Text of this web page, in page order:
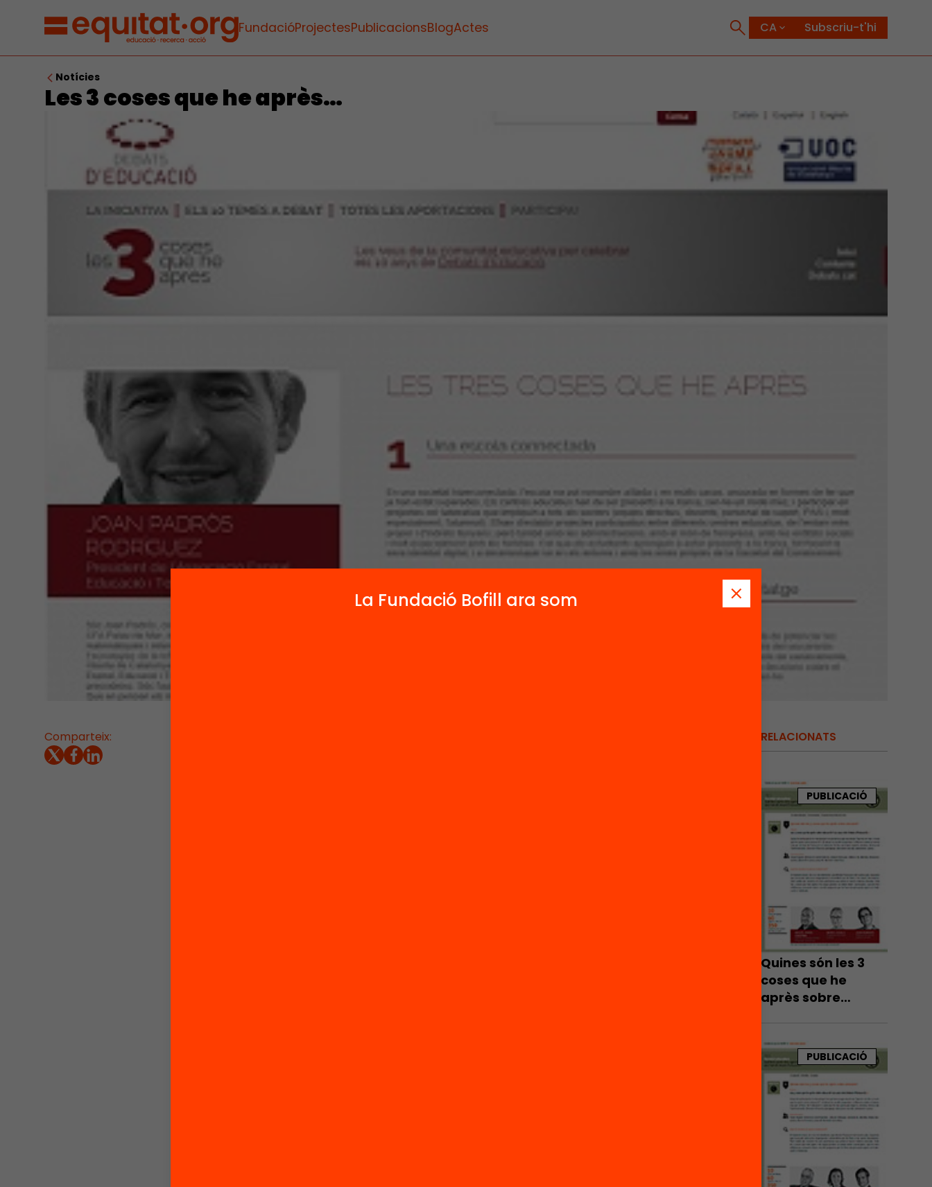
FundacióProjectesPublicacionsBlogActes Subscriu-t'hi
Notícies
Les 3 coses que he après…
Comparteix: RELACIONATS
PUBLICACIÓ
Quines són les 3
coses que he
après sobre
PUBLICACIÓ
La Fundació Bofill ara som